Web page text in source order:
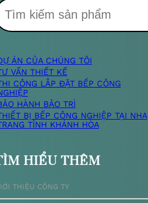
ế
ÁN CỦA CHÚNG TÔI
VẤN THIẾT KẾ
CÔNG LẮP ĐẶT BẾP CÔNG
HÀNH BẢO TRÌ
BỊ BẾP CÔNG NGHIỆP TẠI NHA
TỈNH KHÁNH HÒA
HIỂU THÊM
THIỆU CÔNG TY